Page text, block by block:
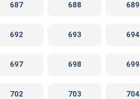
687 688 689
692 693 694
697 698 699
702 703 704